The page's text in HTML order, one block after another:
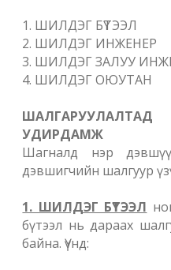
1. ШИЛДЭГ БҮТЭЭЛ
2. ШИЛДЭГ ИНЖЕНЕР
3. ШИЛДЭГ ЗАЛУУ
4. ШИЛДЭГ ОЮУТАН
ШАЛГАРУУЛАЛТАД
УДИРДАМЖ
Шагналд нэр
дэвшигчийн шалгуур
1. ШИЛДЭГ БҮТЭЭЛ
бүтээл нь дараах
байна. Үүнд: